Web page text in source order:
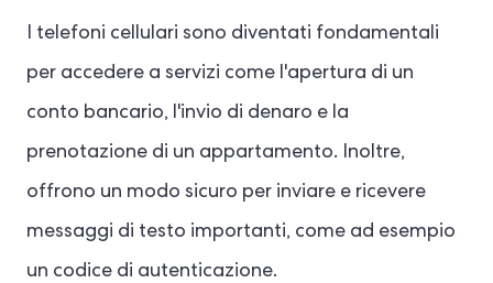
I telefoni cellulari sono diventati fondamentali
per accedere a servizi come l'apertura di un
conto bancario, l'invio di denaro e la
prenotazione di un appartamento. Inoltre,
offrono un modo sicuro per inviare e ricevere
messaggi di testo importanti, come ad esempio
un codice di autenticazione.